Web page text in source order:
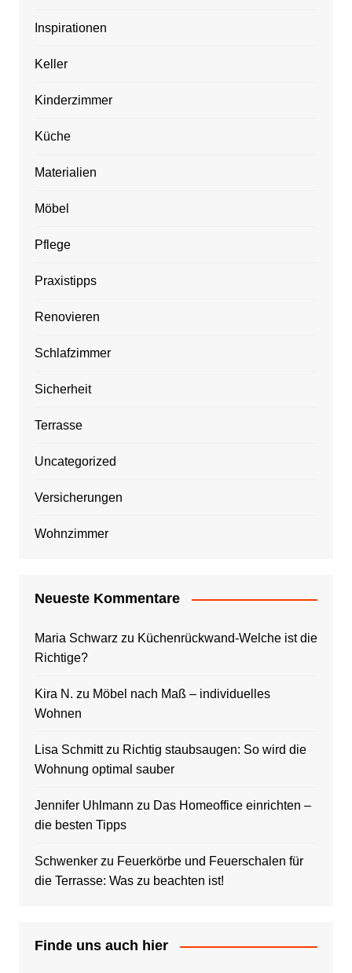
Inspirationen
Keller
Kinderzimmer
Küche
Materialien
Möbel
Pflege
Praxistipps
Renovieren
Schlafzimmer
Sicherheit
Terrasse
Uncategorized
Versicherungen
Wohnzimmer
Neueste Kommentare
Maria Schwarzzu Küchenrückwand-Welche ist die
Richtige?
Kira N. zu Möbel nach Maß – individuelles
Wohnen
Lisa Schmittzu Richtig staubsaugen: So wird die
Wohnung optimal sauber
Jennifer Uhlmann zu Das Homeoffice einrichten –
die besten Tipps
Schwenkerzu Feuerkörbe und Feuerschalen für
die Terrasse: Was zu beachten ist!
Finde uns auch hier